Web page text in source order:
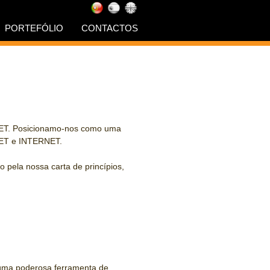
PORTEFÓLIO CONTACTOS
Posicionamo-nos como uma
e INTERNET.
pela nossa carta de princípios,
poderosa ferramenta de